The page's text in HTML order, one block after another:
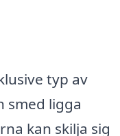
typ av
smed ligga
kan skilja sig